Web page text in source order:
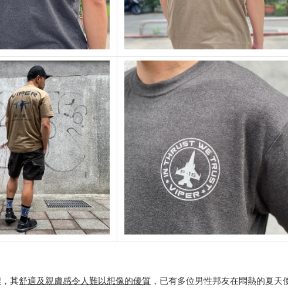
， 其舒適及親膚感令人難以想像的優質 ，已有多位男性邦友在悶熱的夏